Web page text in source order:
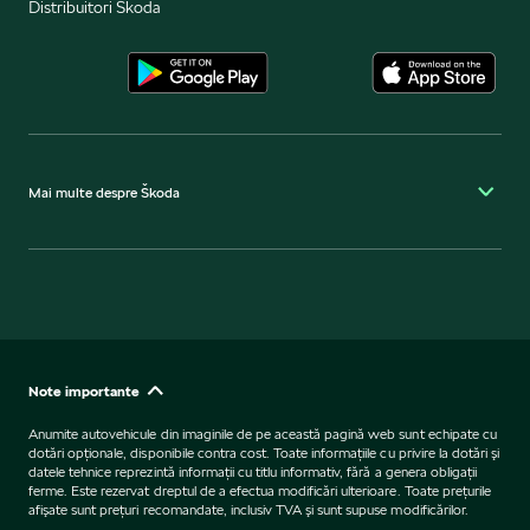
Distribuitori Škoda
Mai multe despre Škoda
Note importante
Anumite autovehicule din imaginile de pe această pagină web sunt echipate cu
dotări opţionale, disponibile contra cost. Toate informaţiile cu privire la dotări şi
datele tehnice reprezintă informaţii cu titlu informativ, fără a genera obligaţii
ferme. Este rezervat dreptul de a efectua modificări ulterioare. Toate preţurile
afişate sunt preţuri recomandate, inclusiv TVA şi sunt supuse modificărilor.